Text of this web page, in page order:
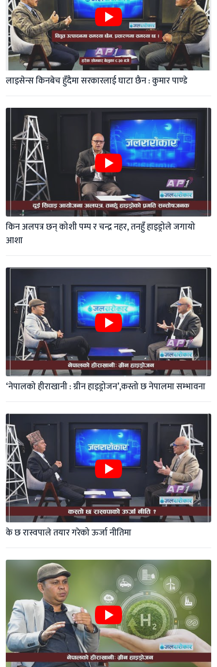
लाइसेन्स किनबेच हुँदैमा सरकारलाई घाटा छैन : कुमार पाण्डे
किन अलपत्र छन् कोशी पम्प र चन्द्र नहर, तनहुँ हाइड्रोले जगायो
आशा
‘नेपालको हीराखानी : ग्रीन हाइड्रोजन’,कस्तो छ नेपालमा सम्भावना
के छ रास्वपाले तयार गरेको ऊर्जा नीतिमा